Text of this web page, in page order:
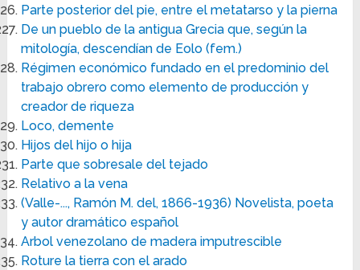
Parte posterior del pie, entre el metatarso y la pierna
De un pueblo de la antigua Grecia que, según la
mitología, descendían de Eolo (fem.)
Régimen económico fundado en el predominio del
trabajo obrero como elemento de producción y
creador de riqueza
Loco, demente
Hijos del hijo o hija
Parte que sobresale del tejado
Relativo a la vena
(Valle-..., Ramón M. del, 1866-1936) Novelista, poeta
y autor dramático español
Arbol venezolano de madera imputrescible
Roture la tierra con el arado